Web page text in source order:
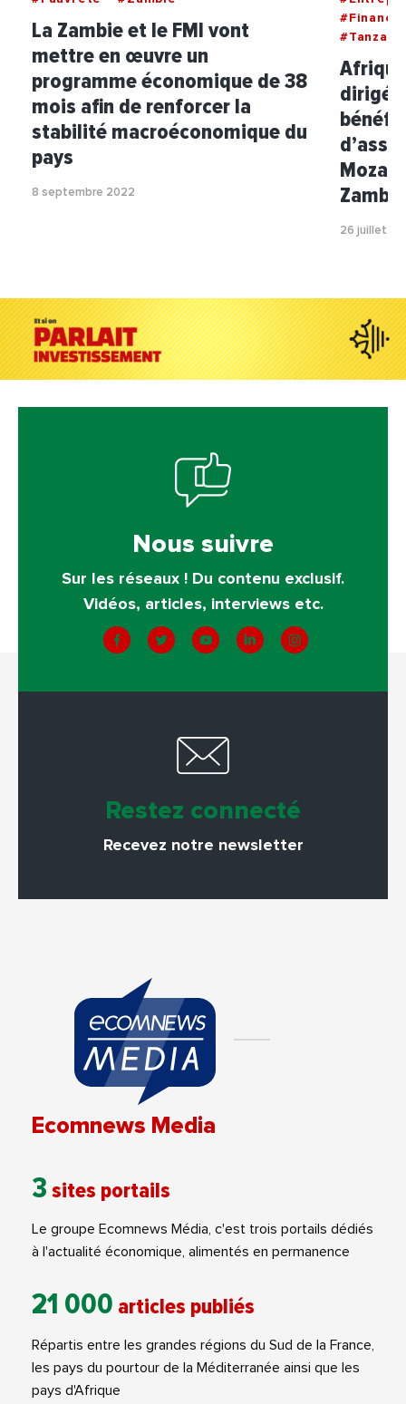
La Zambie et le FMI vont
mettre en œuvre un
programme économique de 38
mois afin de renforcer la
stabilité macroéconomique du
pays
8 septembre 2022
26 juillet
Nous suivre
Sur les réseaux ! Du contenu exclusif.
Vidéos, articles, interviews etc.
Restez connecté
Recevez notre newsletter
Ecomnews Media
3 sites portails
Le groupe Ecomnews Média, c'est trois portails dédiés
à l'actualité économique, alimentés en permanence
21 000 articles publiés
Répartis entre les grandes régions du Sud de la France,
les pays du pourtour de la Méditerranée ainsi que les
pays d'Afrique